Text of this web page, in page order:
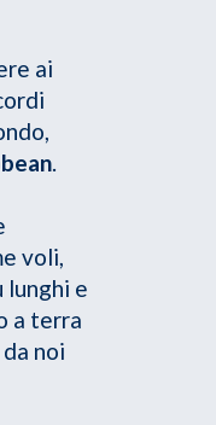
ai
voli,
lunghi e
a terra
noi